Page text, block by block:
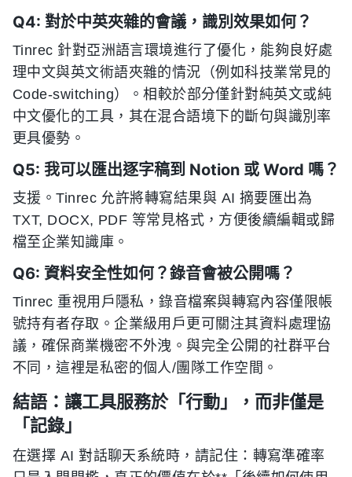
Q4: 對於中英夾雜的會議，識別效果如何？
Tinrec 針對亞洲語言環境進行了優化，能夠良好處
理中文與英文術語夾雜的情況（例如科技業常見的
Code-switching）。相較於部分僅針對純英文或純
中文優化的工具，其在混合語境下的斷句與識別率
更具優勢。
Q5: 我可以匯出逐字稿到 Notion 或 Word 嗎？
支援。Tinrec 允許將轉寫結果與 AI 摘要匯出為
TXT, DOCX, PDF 等常見格式，方便後續編輯或歸
檔至企業知識庫。
Q6: 資料安全性如何？錄音會被公開嗎？
Tinrec 重視用戶隱私，錄音檔案與轉寫內容僅限帳
號持有者存取。企業級用戶更可關注其資料處理協
議，確保商業機密不外洩。與完全公開的社群平台
不同，這裡是私密的個人/團隊工作空間。
結語：讓工具服務於「行動」，而非僅是
「記錄」
在選擇 AI 對話聊天系統時，請記住：轉寫準確率